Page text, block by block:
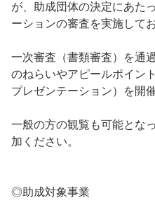
が、助成団体の決定にあた
ーションの審査を実施して
一次審査（書類審査）を通
のねらいやアピールポイン
プレゼンテーション）を開
一般の方の観覧も可能とな
加ください。
◎助成対象事業